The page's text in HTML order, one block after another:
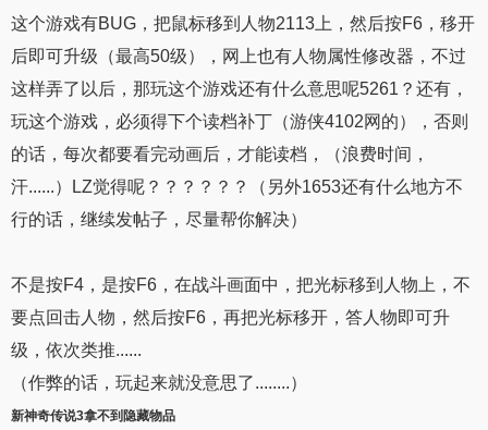
这个游戏有BUG，把鼠标移到人物2113上，然后按F6，移开
后即可升级（最高50级），网上也有人物属性修改器，不过
这样弄了以后，那玩这个游戏还有什么意思呢5261？还有，
玩这个游戏，必须得下个读档补丁（游侠4102网的），否则
的话，每次都要看完动画后，才能读档，（浪费时间，
汗......）LZ觉得呢？？？？？？（另外1653还有什么地方不
行的话，继续发帖子，尽量帮你解决）
不是按F4，是按F6，在战斗画面中，把光标移到人物上，不
要点回击人物，然后按F6，再把光标移开，答人物即可升
级，依次类推......
（作弊的话，玩起来就没意思了........）
新神奇传说3拿不到隐藏物品